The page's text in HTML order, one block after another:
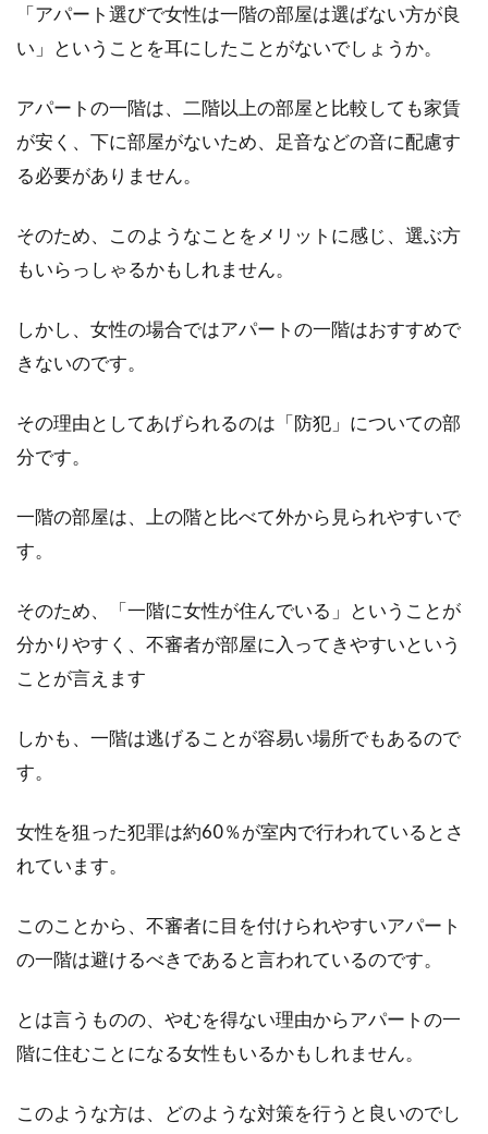
アパートのインテリアをシンプルに
アパートは、築年数が古くなるとどうしても入
居者が減ってしまいます。そのため、築浅の物
談！原因別支払い負担の違い
ブルを防ぐためにも借主は節度を持った行動が
求められます...
ますね。昼間はつけていても、寝るときまでエ
と寒さは...
アパートを契約更新！火災保険は更
新しないといけない？
いま住んでいるアパートの契約期間が迫ってき
「アパート選びで女性は一階の部屋は選ばない方が良
い」ということを耳にしたことがないでしょうか。
アパートの一階は、二階以上の部屋と比較しても家賃
が安く、下に部屋がないため、足音などの音に配慮す
る必要がありません。
そのため、このようなことをメリットに感じ、選ぶ方
もいらっしゃるかもしれません。
しかし、女性の場合ではアパートの一階はおすすめで
きないのです。
その理由としてあげられるのは「防犯」についての部
分です。
一階の部屋は、上の階と比べて外から見られやすいで
す。
そのため、「一階に女性が住んでいる」ということが
分かりやすく、不審者が部屋に入ってきやすいという
ことが言えます
しかも、一階は逃げることが容易い場所でもあるので
す。
女性を狙った犯罪は約60％が室内で行われているとさ
れています。
このことから、不審者に目を付けられやすいアパート
の一階は避けるべきであると言われているのです。
とは言うものの、やむを得ない理由からアパートの一
階に住むことになる女性もいるかもしれません。
このような方は、どのような対策を行うと良いのでし